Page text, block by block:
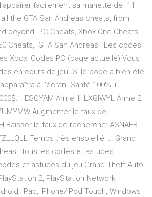
facilement sa manette de 11
the GTA San Andreas cheats, from
beyond. PC Cheats, Xbox One Cheats,
Cheats, GTA San Andreas : Les codes
Xbox; Codes PC (page actuelle) Vous
en cours de jeu. Si le code a bien été
à l'écran. Santé 100% +
HESOYAM Arme 1: LXGIWYL Arme 2:
Augmenter le taux de
Baisser le taux de recherche: ASNAEB
Temps très ensoleillé: … Grand
: tous les codes et astuces ...
et astuces du jeu Grand Theft Auto
2, PlayStation Network,
iPad, iPhone/iPod Touch, Windows